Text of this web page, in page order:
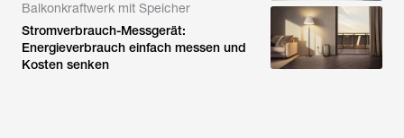
Balkonkraftwerk mit Speicher
Stromverbrauch-Messgerät:
Energieverbrauch einfach messen und
Kosten senken